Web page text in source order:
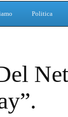
Politica